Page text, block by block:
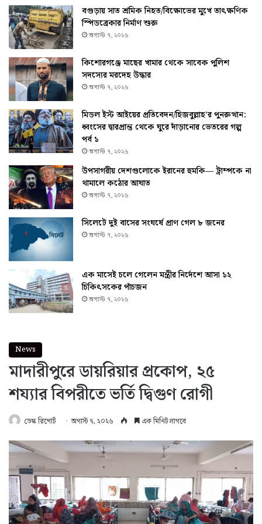
বগুড়ায় সাত শ্রমিক নিহত/বিক্ষোভের মুখে তাৎক্ষণিক
স্পিডব্রেকার নির্মাণ শুরু
অগাস্ট ৭, ২০২৬
কিশোরগঞ্জে মাছের খামার থেকে সাবেক পুলিশ
সদস্যের মরদেহ উদ্ধার
অগাস্ট ৭, ২০২৬
মিডল ইস্ট আইয়ের প্রতিবেদন/হিজবুল্লাহ’র পুনরুত্থান:
ধ্বংসের দ্বারপ্রান্ত থেকে ঘুরে দাঁড়ানোর ভেতরের গল্প
পর্ব ১
অগাস্ট ৭, ২০২৬
উপসাগরীয় দেশগুলোকে ইরানের হুমকি— ট্রাম্পকে না
থামালে কঠোর আঘাত
অগাস্ট ৭, ২০২৬
সিলেটে দুই বাসের সংঘর্ষে প্রাণ গেল ৮ জনের
অগাস্ট ৭, ২০২৬
এক মাসেই চলে গেলেন মন্ত্রীর নির্দেশে আসা ১২
চিকিৎসকের পাঁচজন
অগাস্ট ৭, ২০২৬